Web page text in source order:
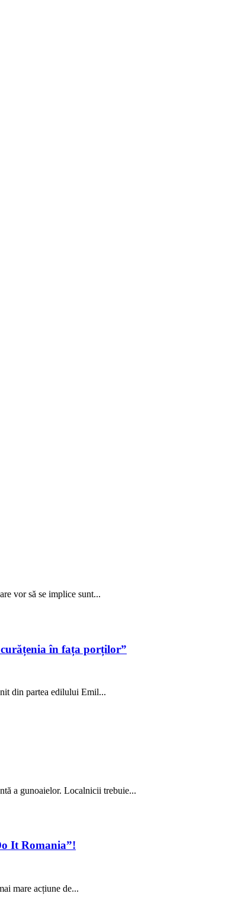
vor să se implice sunt...
curățenia în fața porților”
din partea edilului Emil...
a gunoaielor. Localnicii trebuie...
It Romania”!
mare acțiune de...